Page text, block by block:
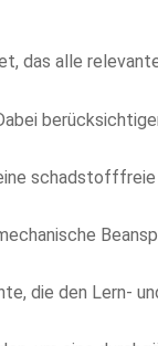
das alle
schadstofffreie
die den Lern-